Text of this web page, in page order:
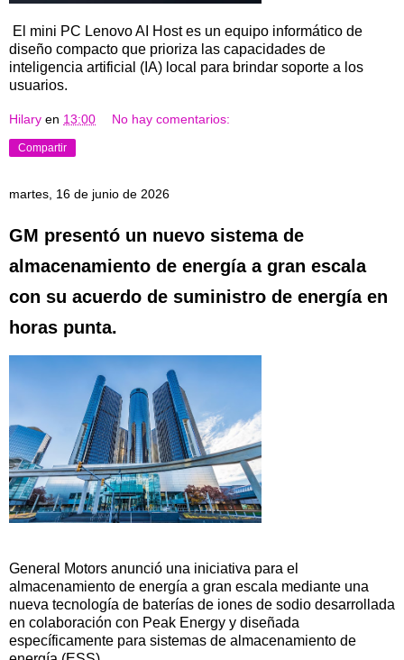
El mini PC Lenovo AI Host es un equipo informático de
diseño compacto que prioriza las capacidades de
inteligencia artificial (IA) local para brindar soporte a los
usuarios.
Hilary en 13:00 No hay comentarios:
Compartir
martes, 16 de junio de 2026
GM presentó un nuevo sistema de
almacenamiento de energía a gran escala
con su acuerdo de suministro de energía en
horas punta.
General Motors anunció una iniciativa para el
almacenamiento de energía a gran escala mediante una
nueva tecnología de baterías de iones de sodio desarrollada
en colaboración con Peak Energy y diseñada
específicamente para sistemas de almacenamiento de